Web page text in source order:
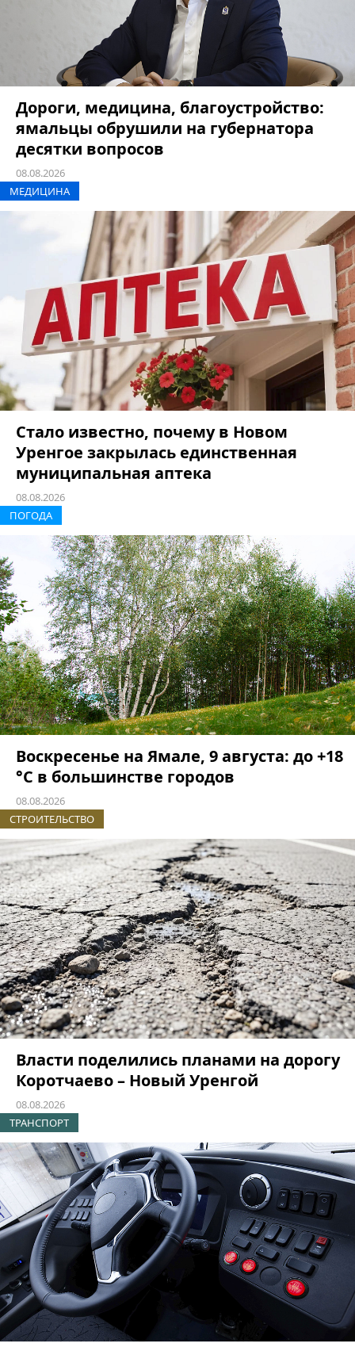
Дороги, медицина, благоустройство:
ямальцы обрушили на губернатора
десятки вопросов
08.08.2026
МЕДИЦИНА
Стало известно, почему в Новом
Уренгое закрылась единственная
муниципальная аптека
08.08.2026
ПОГОДА
Воскресенье на Ямале, 9 августа: до +18
°C в большинстве городов
08.08.2026
СТРОИТЕЛЬСТВО
Власти поделились планами на дорогу
Коротчаево – Новый Уренгой
08.08.2026
ТРАНСПОРТ